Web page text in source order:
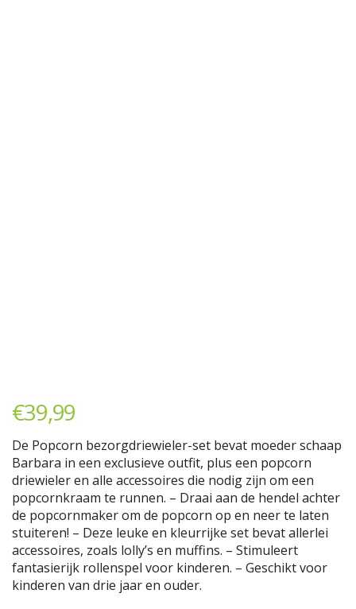
€39,99
De Popcorn bezorgdriewieler-set bevat moeder schaap
Barbara in een exclusieve outfit, plus een popcorn
driewieler en alle accessoires die nodig zijn om een ​​
popcornkraam te runnen. – Draai aan de hendel achter
de popcornmaker om de popcorn op en neer te laten
stuiteren! – Deze leuke en kleurrijke set bevat allerlei
accessoires, zoals lolly’s en muffins. – Stimuleert
fantasierijk rollenspel voor kinderen. – Geschikt voor
kinderen van drie jaar en ouder.